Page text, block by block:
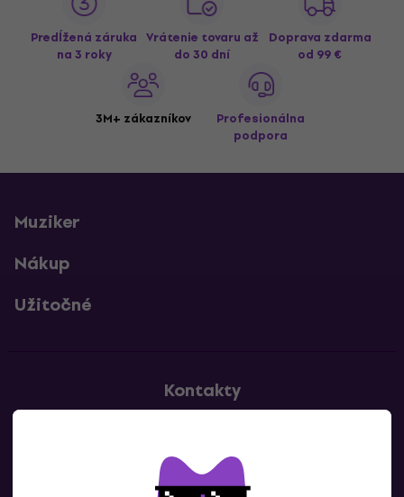
Predĺžená záruka
na 3 roky
Vrátenie tovaru až
do 30 dní
Doprava zdarma
od 99 €
3M+ zákazníkov
Profesionálna
podpora
Muziker
Nákup
Užitočné
Kontakty